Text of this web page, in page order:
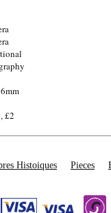
£2
Histoiques Pieces